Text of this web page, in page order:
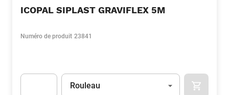
ICOPAL SIPLAST GRAVIFLEX 5M
Numéro de produit 23841
Unité
Rouleau